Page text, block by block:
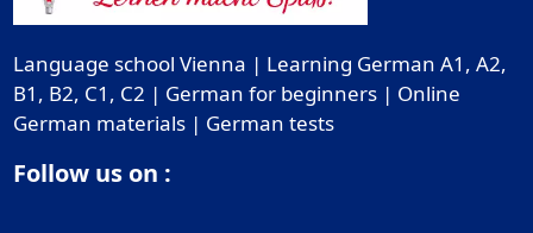
Language school Vienna | Learning German A1, A2,
B1, B2, C1, C2 | German for beginners | Online
German materials | German tests
Follow us on :